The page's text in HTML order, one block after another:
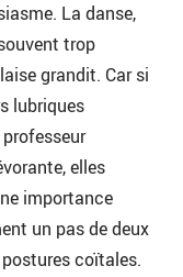
La danse,
trop
grandit. Car si
lubriques
elles
importance
un pas de deux
coïtales.